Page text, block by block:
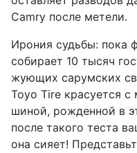
Camry после метели.
Ирония судьбы: пока
собирает 10 тысяч
жующих сарумских
Toyo Tire красуется
шиной, рожденной в
после такого теста
она сияет!